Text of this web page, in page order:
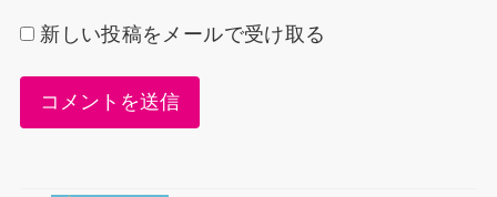
新しい投稿をメールで受け取る